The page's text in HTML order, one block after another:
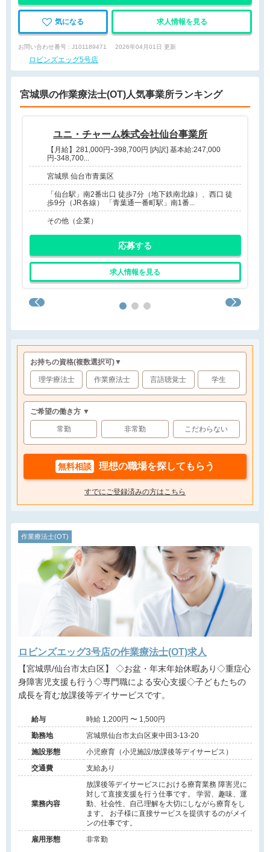
気になる 求人情報を見る
お問い合わせ番号 : J101189471 2026年04月01日 更新
ロビンズエッグ5号店
宮城県の作業療法士(OT)人気事業所ランキング
ユニ・チャーム株式会社仙台事業所
【月給】281,000円ｰ398,700円 [内訳] 基本給:247,000
円-348,700...
宮城県 仙台市青葉区
「仙台駅」南2番出口 徒歩7分（地下鉄南北線）、西口 徒
歩9分（JR各線） 「青葉通一番町駅」南1番...
その他（企業）
応募する
求人情報を見る
お持ちの資格(複数選択可)▼
理学療法士 作業療法士 言語聴覚士 学生
ご希望の働き方 ▼
常勤 非常勤 こだわらない
無料相談 理想の職場を探してもらう
すでにご登録済みの方はこちら
作業療法士(OT)
ロビンズエッグ3号店の作業療法士(OT)求人
【宮城県/仙台市太白区】 ◇お盆・年末年始休暇あり◇重症心
身障害児支援も行う◇専門職による安心支援◇子どもたちの
成長を育む放課後等デイサービスです。
給与
時給 1,200円 〜 1,500円
勤務地
宮城県仙台市太白区東中田3-13-20
施設形態
小児療育（小児施設/放課後等デイサービス）
交通費
支給あり
業務内容
放課後等デイサービスにおける療育業務 障害児に
対して直接支援を行う仕事です。 学習、趣味、運
動、社会性、自己理解を大切にしながら療育をし
ます。 お子様に直接サービスを提供するのがメイ
ンの仕事です。
雇用形態
非常勤